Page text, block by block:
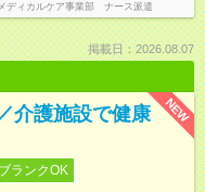
ディカルケア事業部 ナース派遣
掲載日：2026.08.07
NEW
介護施設で健康
ブランクOK